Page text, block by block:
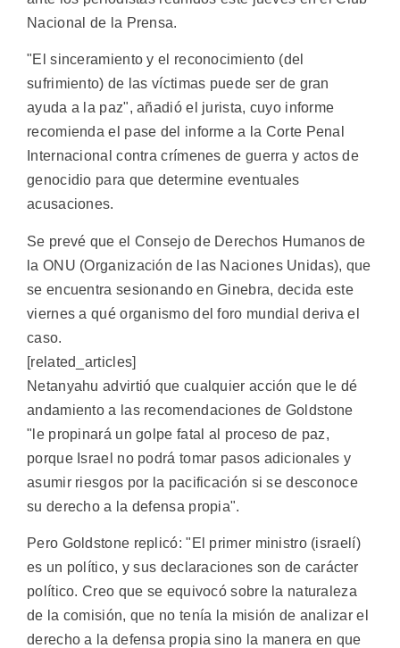
Nacional de la Prensa.
"El sinceramiento y el reconocimiento (del
sufrimiento) de las víctimas puede ser de gran
ayuda a la paz", añadió el jurista, cuyo informe
recomienda el pase del informe a la Corte Penal
Internacional contra crímenes de guerra y actos de
genocidio para que determine eventuales
acusaciones.
Se prevé que el Consejo de Derechos Humanos de
la ONU (Organización de las Naciones Unidas), que
se encuentra sesionando en Ginebra, decida este
viernes a qué organismo del foro mundial deriva el
caso.
[related_articles]
Netanyahu advirtió que cualquier acción que le dé
andamiento a las recomendaciones de Goldstone
"le propinará un golpe fatal al proceso de paz,
porque Israel no podrá tomar pasos adicionales y
asumir riesgos por la pacificación si se desconoce
su derecho a la defensa propia".
Pero Goldstone replicó: "El primer ministro (israelí)
es un político, y sus declaraciones son de carácter
político. Creo que se equivocó sobre la naturaleza
de la comisión, que no tenía la misión de analizar el
derecho a la defensa propia sino la manera en que